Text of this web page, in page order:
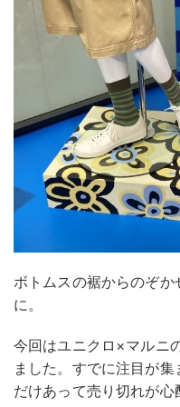
ボトムスの裾からのぞ
に。
今回はユニクロ×マルニ
ました。すでに注目が
だけあって売り切れが